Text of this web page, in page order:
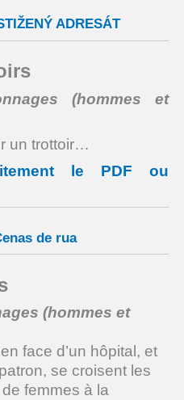
ADRESÁT
(hommes et
un trottoir…
le PDF ou
de rua
(hommes et
face d’un hôpital, et
se croisent les
femmes à la